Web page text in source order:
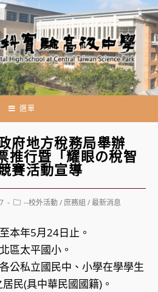
選單
府地方稅務局舉辦
推行暨「耀眼の稅智
賽活動宣導
Post--校外活動/庶務組 /最新消息
本年5月24日止。
區太平國小。
公私立國民中、小學在學學生
民(具中華民國國籍)。